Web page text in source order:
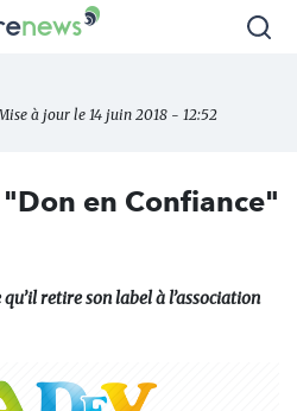
à jour le 14 juin 2018 - 12:52
en Confiance"
retire son label à l’association